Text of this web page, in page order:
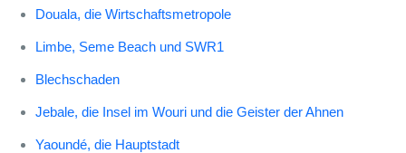
Douala, die Wirtschaftsmetropole
Limbe, Seme Beach und SWR1
Blechschaden
Jebale, die Insel im Wouri und die Geister der Ahnen
Yaoundé, die Hauptstadt